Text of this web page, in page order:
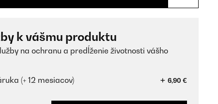
k vášmu produktu
na ochranu a predĺženie životnosti vášho
(+ 12 mesiacov)
6,90 €